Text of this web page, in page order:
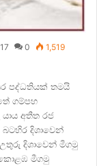
0 1,519
පද්ධතියක් තමයි
ගම්පහ
අතීත රජ
දිශාවෙන්
දිශාවෙන් මීගමු
මීගමු